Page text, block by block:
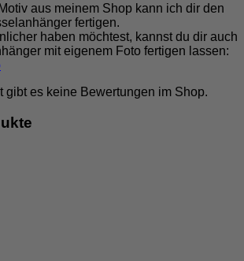
aus meinem Shop kann ich dir den
fertigen.
haben möchtest, kannst du dir auch
mit eigenem Foto fertigen lassen:
gibt es keine Bewertungen im Shop.